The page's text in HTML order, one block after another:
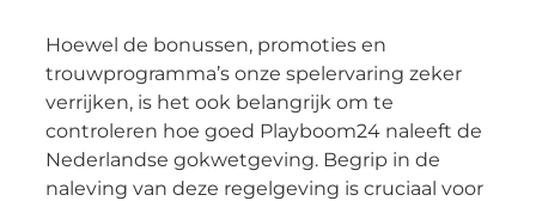
Hoewel de bonussen, promoties en
trouwprogramma’s onze spelervaring zeker
verrijken, is het ook belangrijk om te
controleren hoe goed Playboom24 naleeft de
Nederlandse gokwetgeving. Begrip in de
naleving van deze regelgeving is cruciaal voor